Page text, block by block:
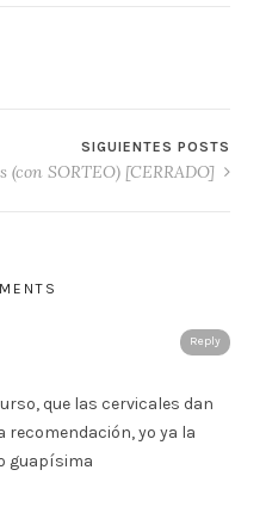
SIGUIENTES POSTS
SORTEO) [CERRADO]
Reply
que las cervicales dan
recomendación, yo ya la
guapísima